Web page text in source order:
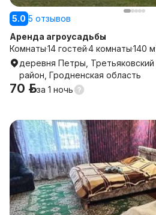
5.0 5 отзывов
Аренда агроусадьбы
Комнаты14 гостей4 комнаты140
деревня Петры,
район, Гродненская область
70 р.за 1 ночь